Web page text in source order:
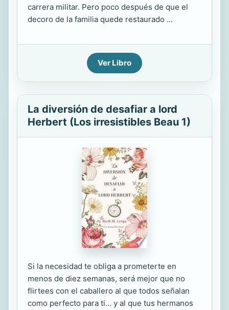
carrera militar. Pero poco después de que el
decoro de la familia quede restaurado ...
Ver Libro
La diversión de desafiar a lord
Herbert (Los irresistibles Beau 1)
Si la necesidad te obliga a prometerte en
menos de diez semanas, será mejor que no
flirtees con el caballero al que todos señalan
como perfecto para ti... y al que tus hermanos